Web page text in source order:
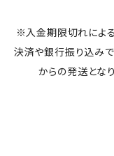
※入金期限切れによる
決済や銀行振り込み
からの発送とな